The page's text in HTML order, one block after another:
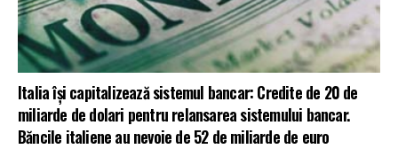
Italia îşi capitalizează sistemul bancar: Credite de 20 de
miliarde de dolari pentru relansarea sistemului bancar.
Băncile italiene au nevoie de 52 de miliarde de euro